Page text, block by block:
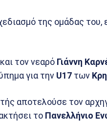
της ομάδας
τον νεαρό Γιάννη
για την U17 των
αποτελούσε τον
το Πανελλήνιο